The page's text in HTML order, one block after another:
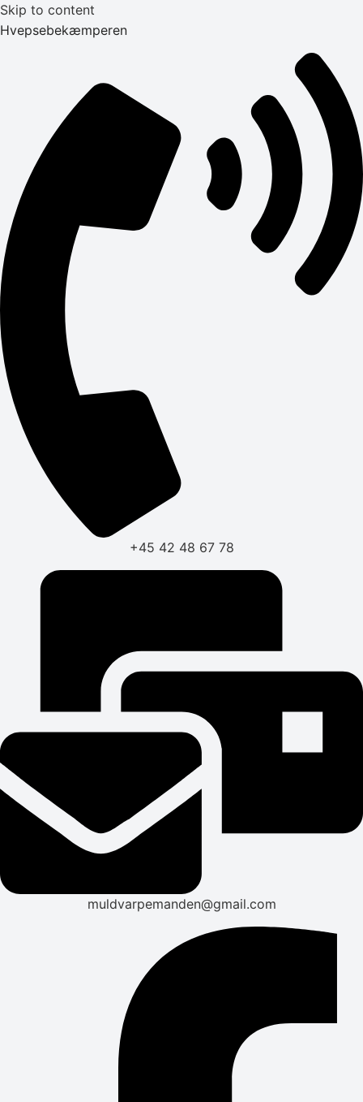
Skip to content
Hvepsebekæmperen
+45 42 48 67 78
muldvarpemanden@gmail.com